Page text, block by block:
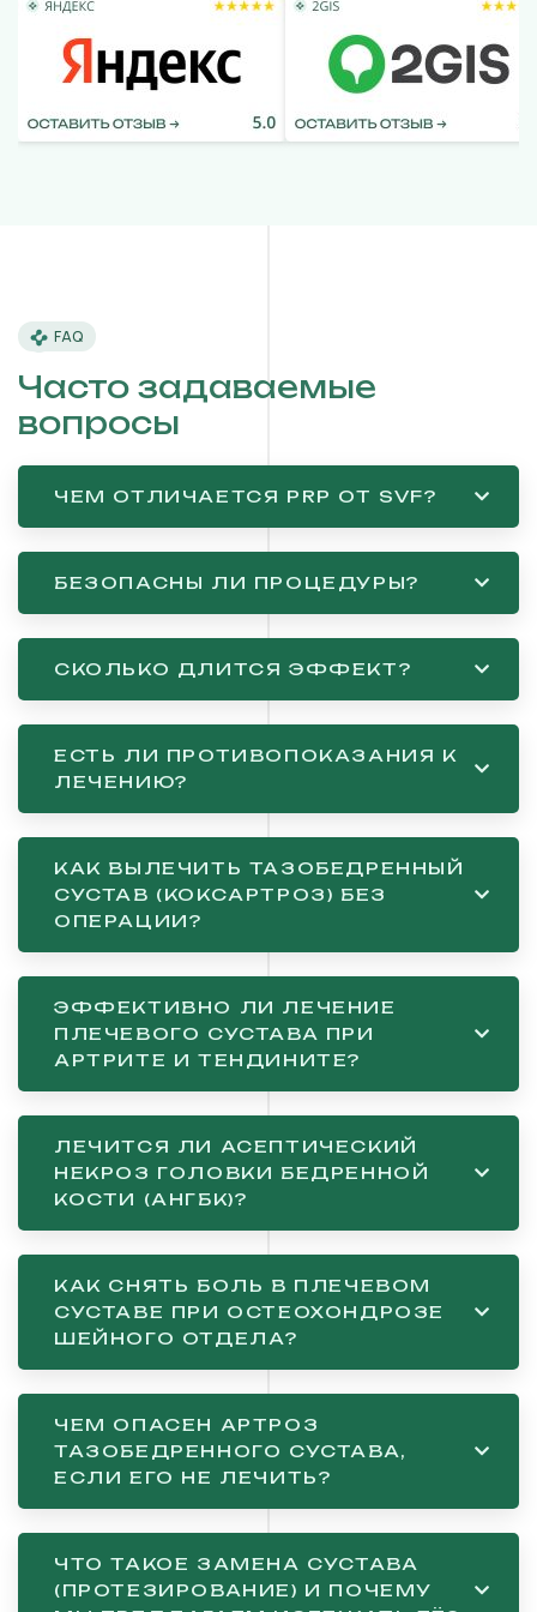
FAQ
Часто задаваемые
вопросы
ЧЕМ ОТЛИЧАЕТСЯ PRP ОТ SVF?
БЕЗОПАСНЫ ЛИ ПРОЦЕДУРЫ?
СКОЛЬКО ДЛИТСЯ ЭФФЕКТ?
ЕСТЬ ЛИ ПРОТИВОПОКАЗАНИЯ К
ЛЕЧЕНИЮ?
КАК ВЫЛЕЧИТЬ ТАЗОБЕДРЕННЫЙ
СУСТАВ (КОКСАРТРОЗ) БЕЗ
ОПЕРАЦИИ?
ЭФФЕКТИВНО ЛИ ЛЕЧЕНИЕ
ПЛЕЧЕВОГО СУСТАВА ПРИ
АРТРИТЕ И ТЕНДИНИТЕ?
ЛЕЧИТСЯ ЛИ АСЕПТИЧЕСКИЙ
НЕКРОЗ ГОЛОВКИ БЕДРЕННОЙ
КОСТИ (АНГБК)?
КАК СНЯТЬ БОЛЬ В ПЛЕЧЕВОМ
СУСТАВЕ ПРИ ОСТЕОХОНДРОЗЕ
ШЕЙНОГО ОТДЕЛА?
ЧЕМ ОПАСЕН АРТРОЗ
ТАЗОБЕДРЕННОГО СУСТАВА,
ЕСЛИ ЕГО НЕ ЛЕЧИТЬ?
ЧТО ТАКОЕ ЗАМЕНА СУСТАВА
(ПРОТЕЗИРОВАНИЕ) И ПОЧЕМУ